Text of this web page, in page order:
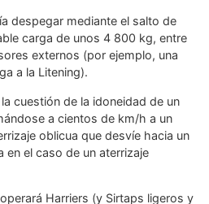
despegar mediante el salto de
carga de unos 4 800 kg, entre
externos (por ejemplo, una
a la Litening).
cuestión de la idoneidad de un
a cientos de km/h a un
oblicua que desvíe hacia un
en el caso de un aterrizaje
Harriers (y Sirtaps ligeros y